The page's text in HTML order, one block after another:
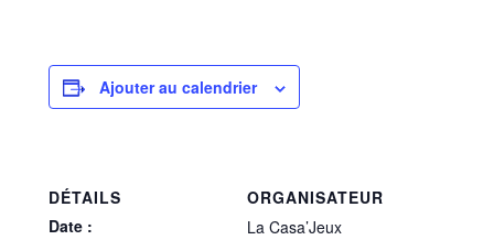
Ajouter au calendrier
DÉTAILS
Date :
ORGANISATEUR
La Casa’Jeux